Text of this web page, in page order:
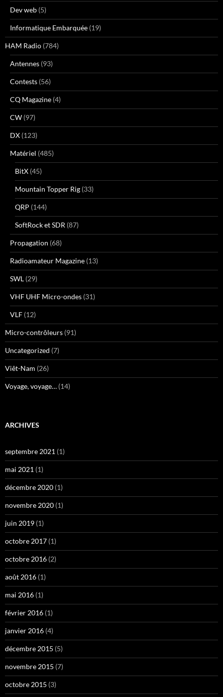
Dev web (5)
Informatique Embarquée (19)
HAM Radio (784)
Antennes (93)
Contests (56)
CQ Magazine (4)
CW (97)
DX (123)
Matériel (485)
BitX (45)
Mountain Topper Rig (33)
QRP (144)
SoftRock et SDR (87)
Propagation (68)
Radioamateur Magazine (13)
SWL (29)
VHF UHF Micro-ondes (31)
VLF (12)
Micro-contrôleurs (91)
Uncategorized (7)
Viêt-Nam (26)
Voyage, voyage… (14)
ARCHIVES
septembre 2021 (1)
mai 2021 (1)
décembre 2020 (1)
novembre 2020 (1)
juin 2019 (1)
octobre 2017 (1)
octobre 2016 (2)
août 2016 (1)
mai 2016 (1)
février 2016 (1)
janvier 2016 (4)
décembre 2015 (5)
novembre 2015 (7)
octobre 2015 (3)